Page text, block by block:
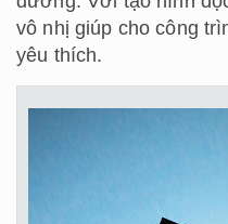
vô nhị giúp cho công
yêu thích.